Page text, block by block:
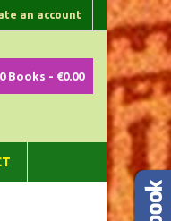
an account
0Books - €0.00